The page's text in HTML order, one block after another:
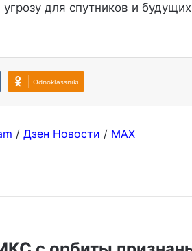
для спутников и будущих
Odnoklassniki
/ Дзен Новости / MAX